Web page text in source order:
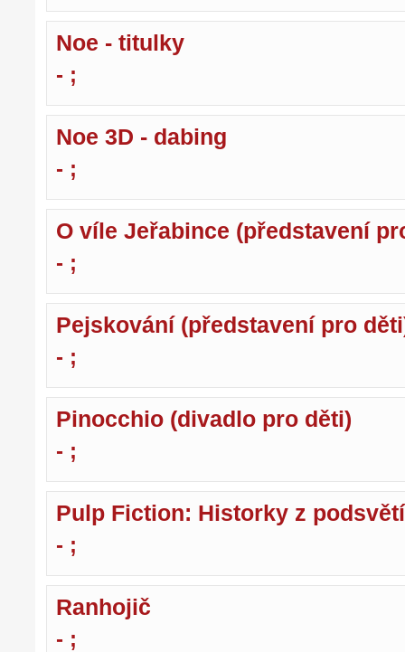
Noe - titulky
- ;
Noe 3D - dabing
- ;
O víle Jeřabince (představení
- ;
Pejskování (představení pro
- ;
Pinocchio (divadlo pro děti)
- ;
Pulp Fiction: Historky z podsvětí
- ;
Ranhojič
- ;